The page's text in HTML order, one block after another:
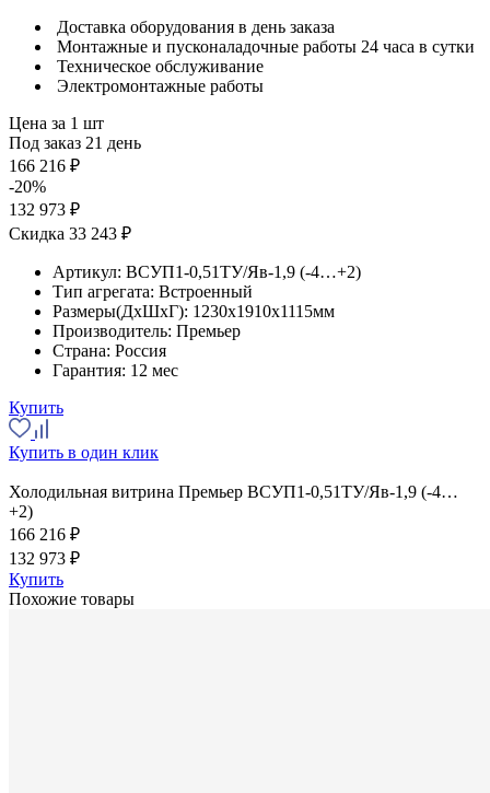
Доставка оборудования в день заказа
Монтажные и пусконаладочные работы 24 часа в сутки
Техническое обслуживание
Электромонтажные работы
Цена за 1 шт
Под заказ 21 день
166 216 ₽
-20%
132 973 ₽
Скидка 33 243 ₽
Артикул: ВСУП1-0,51ТУ/Яв-1,9 (-4…+2)
Тип агрегата: Встроенный
Размеры(ДхШхГ): 1230x1910x1115мм
Производитель: Премьер
Страна: Россия
Гарантия: 12 мес
Купить
Купить в один клик
Холодильная витрина Премьер ВСУП1-0,51ТУ/Яв-1,9 (-4…
+2)
166 216 ₽
132 973 ₽
Купить
Похожие товары